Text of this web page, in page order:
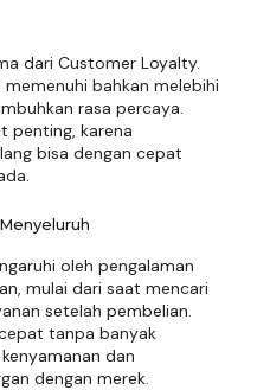
dari Customer Loyalty.
bahkan melebihi
rasa percaya.
penting, karena
bisa dengan cepat
oleh pengalaman
mulai dari saat mencari
setelah pembelian.
tanpa banyak
dan
dengan merek.